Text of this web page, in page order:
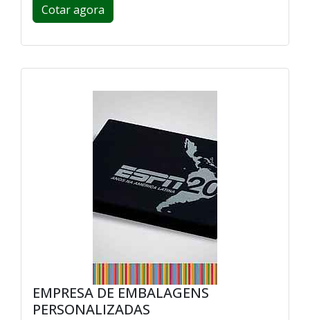
Cotar agora
EMPRESA DE EMBALAGENS
PERSONALIZADAS